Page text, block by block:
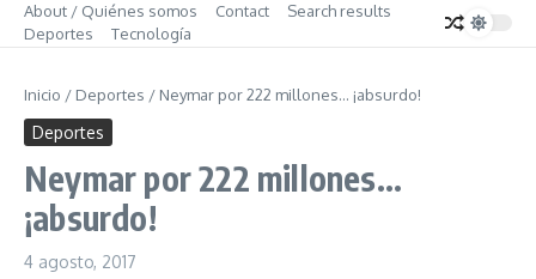
About / Quiénes somos Contact
Search results
Deportes
Tecnología
Inicio / Deportes / Neymar por 222 millones… ¡absurdo!
Deportes
Neymar por 222 millones…
¡absurdo!
4 agosto, 2017